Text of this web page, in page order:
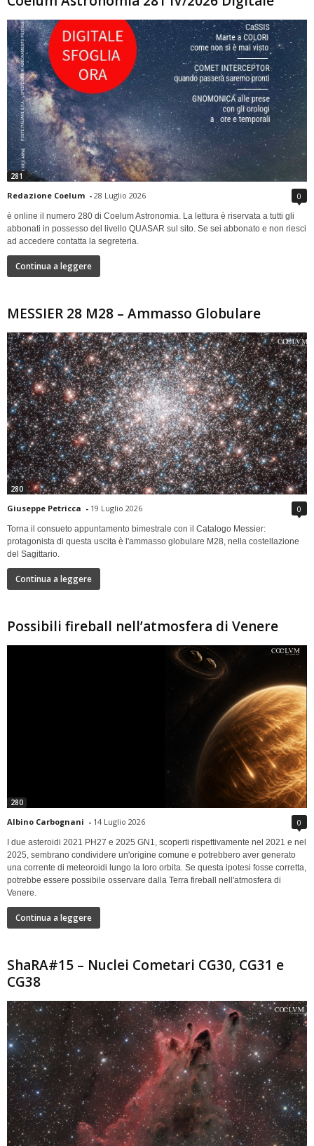
281
Redazione Coelum - 28 Luglio 2026 0
è online il numero 280 di Coelum Astronomia. La lettura è riservata a tutti gli
abbonati in possesso del livello QUASAR sul sito. Se sei abbonato e non riesci
ad accedere contatta la segreteria.
Continua a leggere
MESSIER 28 M28 – Ammasso Globulare
280
Giuseppe Petricca - 19 Luglio 2026 0
Torna il consueto appuntamento bimestrale con il Catalogo Messier:
protagonista di questa uscita è l'ammasso globulare M28, nella costellazione
del Sagittario.
Continua a leggere
Possibili fireball nell’atmosfera di Venere
280
Albino Carbognani - 14 Luglio 2026 0
I due asteroidi 2021 PH27 e 2025 GN1, scoperti rispettivamente nel 2021 e nel
2025, sembrano condividere un'origine comune e potrebbero aver generato
una corrente di meteoroidi lungo la loro orbita. Se questa ipotesi fosse corretta,
potrebbe essere possibile osservare dalla Terra fireball nell'atmosfera di
Venere.
Continua a leggere
ShaRA#15 – Nuclei Cometari CG30, CG31 e
CG38